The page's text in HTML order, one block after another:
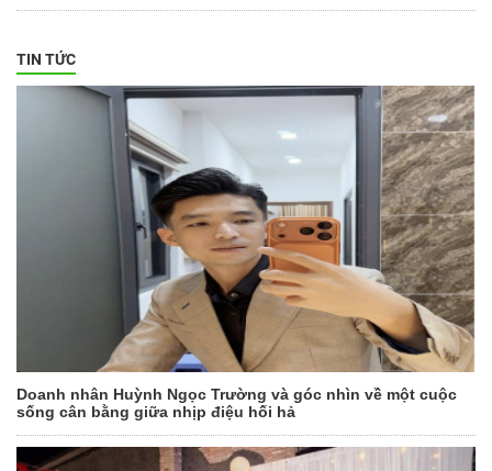
TIN TỨC
Doanh nhân Huỳnh Ngọc Trường và góc nhìn về một cuộc
sống cân bằng giữa nhịp điệu hối hả